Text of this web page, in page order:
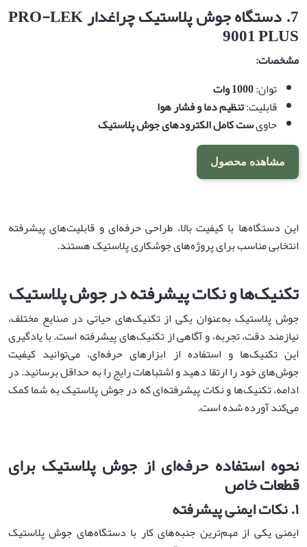
7. دستگاه جوش پلاستیک چراغدارPRO-LEK
9001 PLUS
مشخصات:
توان:1000وات
قابلیت:تنظیم دما و فشار هوا
حاویست کامل الکترودهای جوش پلاستیک
مشاهده محصول
این دستگاه‌ها با کیفیت بالا، طراحی حرفه‌ای و قابلیت‌های پیشرفته
انتخابی مناسب برای پروژه‌های جوشکاری پلاستیک هستند.
تکنیک‌ها و نکات پیشرفته در جوش پلاستیک
جوش پلاستیک به‌عنوان یکی از تکنیک‌های حیاتی در صنایع مختلف،
نیازمند دقت، تجربه، و آگاهی از تکنیک‌های پیشرفته است. با یادگیری
این تکنیک‌ها و استفاده از ابزارهای حرفه‌ای، می‌توانید کیفیت
جوش‌های خود را ارتقا دهید و اشتباهات رایج را به حداقل برسانید. در
ادامه، تکنیک‌ها و نکات پیشرفته‌ای که در جوش پلاستیک به شما کمک
می‌کند آورده شده است.
نحوه استفاده حرفه‌ای از جوش پلاستیک برای
قطعات خاص
۱.نکات ایمنی پیشرفته
ایمنی یکی از مهم‌ترین جنبه‌های کار با دستگاه‌های جوش پلاستیک